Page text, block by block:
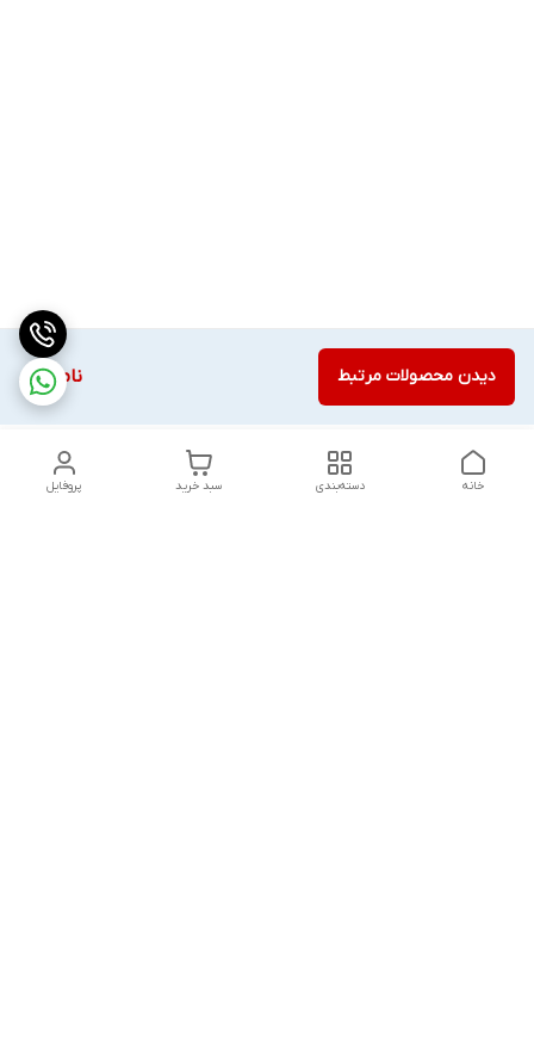
ناموجود دیدن محصولات مرتبط
پروفایل سبد خرید دسته‌بندی خانه